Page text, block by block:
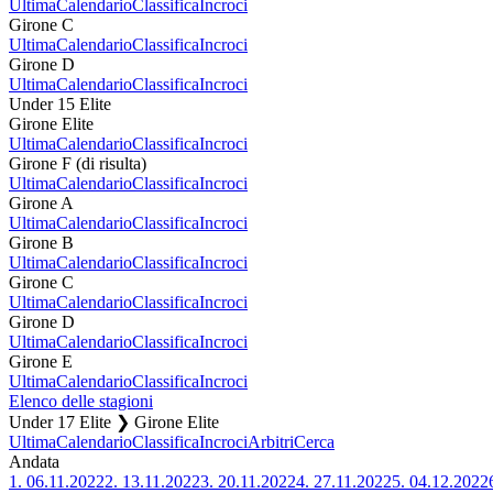
UltimaCalendarioClassificaIncroci
Girone C
UltimaCalendarioClassificaIncroci
Girone D
UltimaCalendarioClassificaIncroci
Under 15 Elite
Girone Elite
UltimaCalendarioClassificaIncroci
Girone F (di risulta)
UltimaCalendarioClassificaIncroci
Girone A
UltimaCalendarioClassificaIncroci
Girone B
UltimaCalendarioClassificaIncroci
Girone C
UltimaCalendarioClassificaIncroci
Girone D
UltimaCalendarioClassificaIncroci
Girone E
UltimaCalendarioClassificaIncroci
Elenco delle stagioni
Under 17 Elite ❯ Girone Elite
UltimaCalendarioClassificaIncrociArbitriCerca
Andata
1. 06.11.20222. 13.11.20223. 20.11.20224. 27.11.20225. 04.12.2022